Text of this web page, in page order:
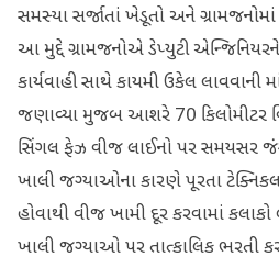
સમસ્યા સર્જાતાં ખેડૂતો અને
આ મુદ્દે ગ્રામજનોએ ડેપ્યુટી
કાર્યવાહી સાથે કાયમી ઉકેલ લાવવાની
જણાવ્યા મુજબ આશરે 70 કિલોમીટર
સિંગલ ફેઝ વીજ લાઈનો પર સમયસર
ખાલી જગ્યાઓના કારણે પૂરતા
હોવાથી વીજ ખામી દૂર કરવામાં
ખાલી જગ્યાઓ પર તાત્કાલિક ભરતી